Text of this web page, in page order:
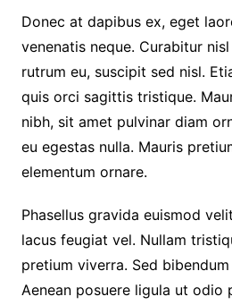
Donec at dapibus ex, eget
venenatis neque. Curabitur
rutrum eu, suscipit sed nisl.
quis orci sagittis tristique.
nibh, sit amet pulvinar diam
eu egestas nulla. Mauris
elementum ornare.
Phasellus gravida euismod
lacus feugiat vel. Nullam
pretium viverra. Sed
Aenean posuere ligula ut odio